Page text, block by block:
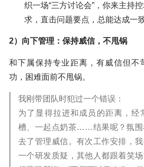
织一场“三方讨论会”，你来主持
求，直击问题要点，总能达成一致
2）向下管理：保持威信，不甩锅
和下属保持专业距离，有威信但不
功，困难面前不甩锅。
我刚带团队时犯过一个错误：
为了显得拉进和成员的距离，经
槽、一起点奶茶……结果呢？氛围
去了管理威信。有次工作安排，
一个研发质疑，其他人都跟着笑场